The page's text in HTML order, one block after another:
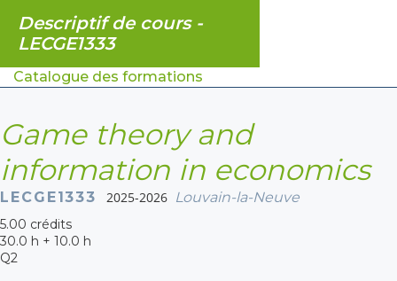
Descriptif de cours -
LECGE1333
Catalogue des formations
Game theory and
information in economics
LECGE1333 2025-2026 Louvain-la-Neuve
5.00 crédits
30.0 h + 10.0 h
Q2